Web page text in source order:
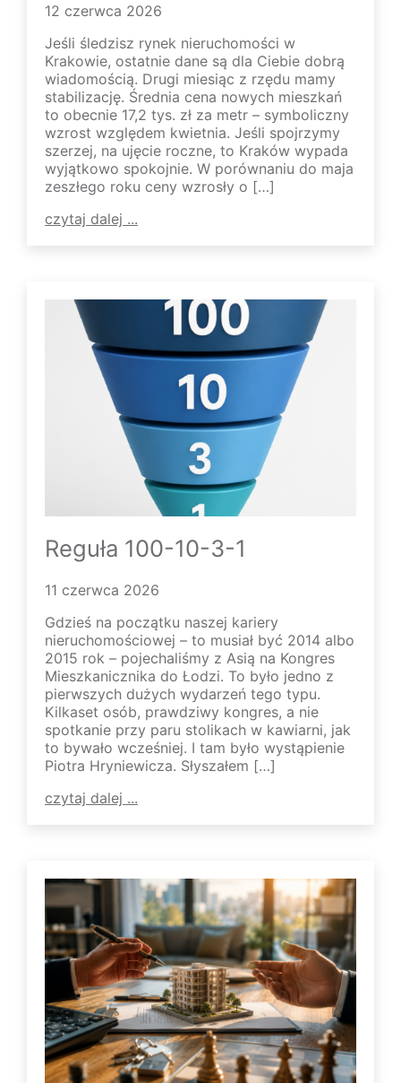
12 czerwca 2026
Jeśli śledzisz rynek nieruchomości w
Krakowie, ostatnie dane są dla Ciebie dobrą
wiadomością. Drugi miesiąc z rzędu mamy
stabilizację. Średnia cena nowych mieszkań
to obecnie 17,2 tys. zł za metr – symboliczny
wzrost względem kwietnia. Jeśli spojrzymy
szerzej, na ujęcie roczne, to Kraków wypada
wyjątkowo spokojnie. W porównaniu do maja
zeszłego roku ceny wzrosły o […]
czytaj dalej ...
Reguła 100-10-3-1
11 czerwca 2026
Gdzieś na początku naszej kariery
nieruchomościowej – to musiał być 2014 albo
2015 rok – pojechaliśmy z Asią na Kongres
Mieszkanicznika do Łodzi. To było jedno z
pierwszych dużych wydarzeń tego typu.
Kilkaset osób, prawdziwy kongres, a nie
spotkanie przy paru stolikach w kawiarni, jak
to bywało wcześniej. I tam było wystąpienie
Piotra Hryniewicza. Słyszałem […]
czytaj dalej ...